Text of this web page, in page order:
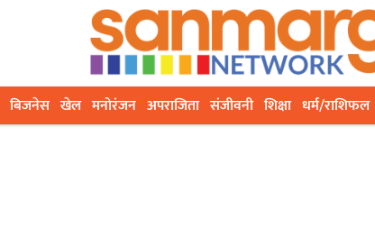
बिजनेस खेल मनोरंजन अपराजिता संजीवनी शिक्षा धर्म/राशिफल